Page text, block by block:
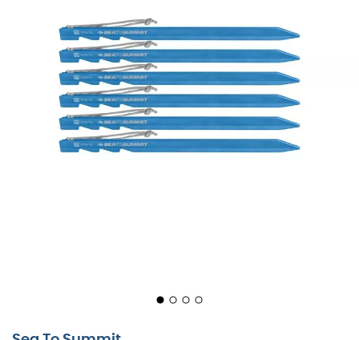
Alto en Telos, maar elke tent zou blij zijn met zo'n